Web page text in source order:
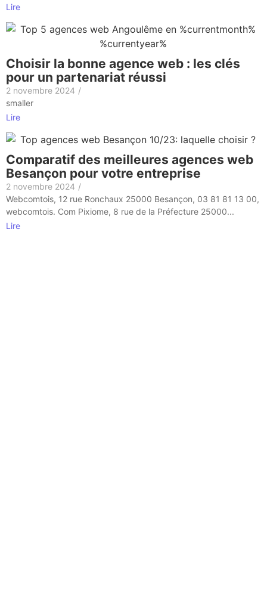
Lire
Choisir la bonne agence web : les clés
pour un partenariat réussi
2 novembre 2024 /
smaller
Lire
Comparatif des meilleures agences web
Besançon pour votre entreprise
2 novembre 2024 /
Webcomtois, 12 rue Ronchaux 25000 Besançon, 03 81 81 13 00,
webcomtois. Com Pixiome, 8 rue de la Préfecture 25000...
Lire